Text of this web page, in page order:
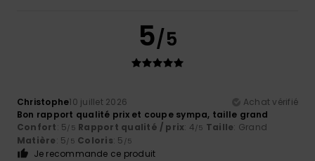
5/5
Christophe10 juillet 2026
Achat vérifié
Bon rapport qualité prix et coupe sympa, taille grand
Confort: 5/5 Rapport qualité / prix: 4/5 Taille: Grand
Matière: 5/5 Coloris: 5 /5
Je recommande ce produit